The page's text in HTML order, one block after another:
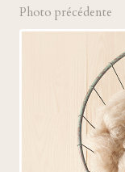
Photo précédente